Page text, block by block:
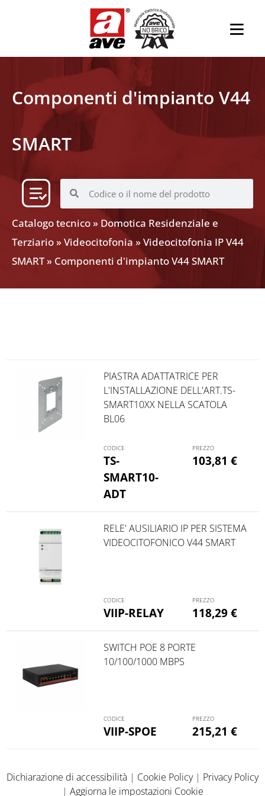
Componenti d'impianto V44
SMART
Catalogo tecnico» Domotica Residenziale e
Terziario »Videocitofonia»Videocitofonia IP V44
SMART» Componenti d'impianto V44 SMART
TS-
SMART10-
ADT
PIASTRA ADATTATRICE PER
L'INSTALLAZIONE DELL'ART.TS-
SMART10XX NELLA SCATOLA
BL06
103,81 €
VIIP-RELAY
RELE' AUSILIARIO IP PER SISTEMA
VIDEOCITOFONICO V44 SMART
118,29€
VIIP-SPOE
SWITCH POE 8 PORTE
10/100/1000 MBPS
215,21 €
Dichiarazione di accessibilità | Cookie Policy| Privacy Policy
| Aggiorna le impostazioni Cookie